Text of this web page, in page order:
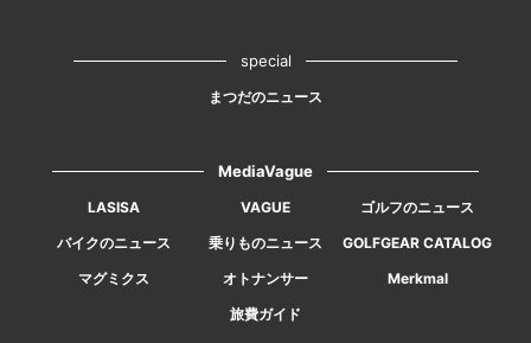
special
まつだのニュース
MediaVague
LASISA VAGUE
ゴルフのニュース
バイクのニュース
乗りものニュース
GOLFGEAR CATALOG
マグミクス
オトナンサー
Merkmal
旅費ガイド